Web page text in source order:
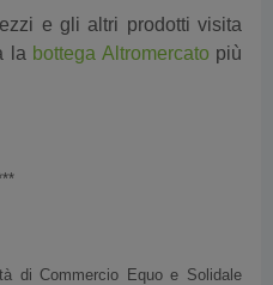
e gli altri prodotti visita
la bottega Altromercato più
di Commercio Equo e Solidale